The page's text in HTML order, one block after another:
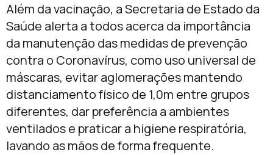
Além da vacinação, a Secretaria de Estado da
Saúde alerta a todos acerca da importância
da manutenção das medidas de prevenção
contra o Coronavírus, como uso universal de
máscaras, evitar aglomerações mantendo
distanciamento físico de 1,0m entre grupos
diferentes, dar preferência a ambientes
ventilados e praticar a higiene respiratória,
lavando as mãos de forma frequente.